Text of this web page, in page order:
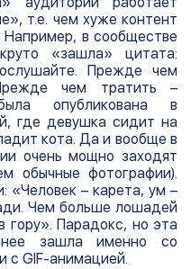
т.е. чем хуже контент
Например, в сообществе
«зашла» цитата:
Прежде чем
чем тратить –
опубликована в
где девушка сидит на
кота. Да и вообще в
очень мощно заходят
обычные фотографии).
«Человек – карета, ум –
Чем больше лошадей
гору». Парадокс, но эта
зашла именно со
с GIF-анимацией.